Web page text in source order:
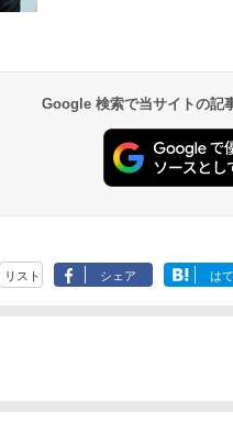
Google 検索で当サイトの記
リスト シェア は